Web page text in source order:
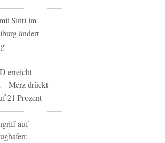
Sinti im
ändert
erreicht
– Merz drückt
21 Prozent
auf